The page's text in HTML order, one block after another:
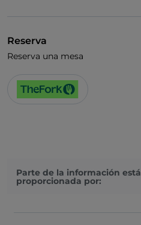
Reserva
Reserva una mesa
Parte de la información está
proporcionada por: